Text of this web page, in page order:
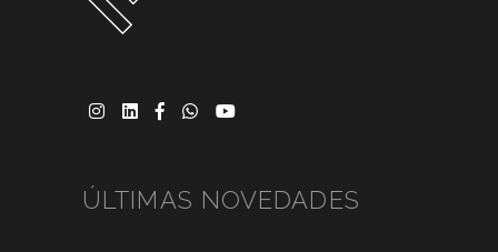
ÚLTIMAS NOVEDADES